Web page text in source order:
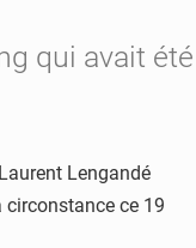
qui avait été
Lengandé
circonstance ce 19